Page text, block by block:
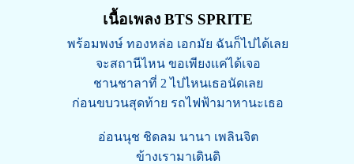
เนื้อเพลง BTS SPRITE
พร้อมพงษ์ ทองหล่อ เอกมัย ฉันก็ไปได้เลย
จะสถานีไหน ขอเพียงเเค่ได้เจอ
ชานชาลาที่ 2 ไปไหนเธอนัดเลย
ก่อนขบวนสุดท้าย รถไฟฟ้ามาหานะเธอ
อ่อนนุช ชิดลม นานา เพลินจิต
ข้างเรามาเดินดิ